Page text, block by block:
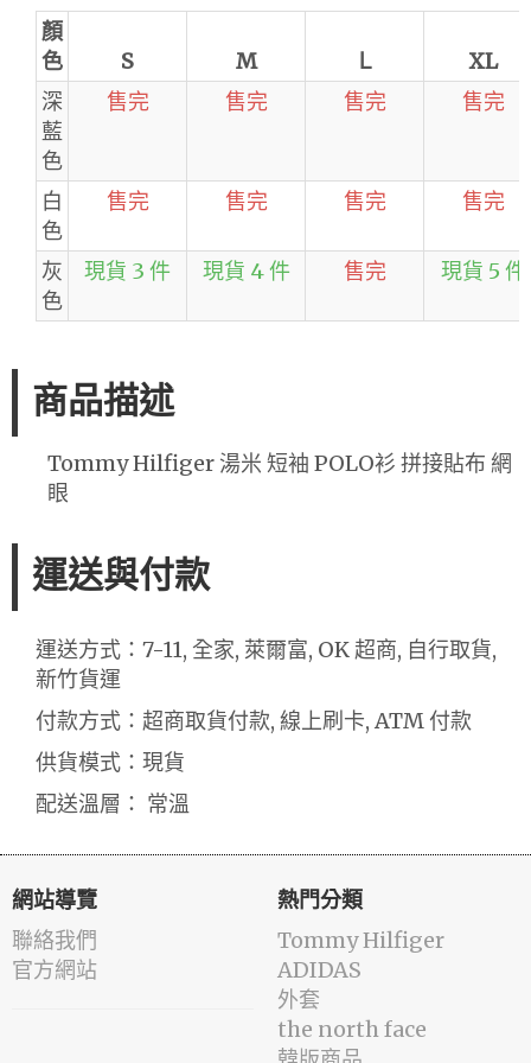
顏
色
S M Ｌ
XL
深
藍
色
售完 售完 售完 售完
白
色
售完 售完 售完 售完
灰
色
現貨 3 件 現貨 4 件 售完 現貨 5 件
商品描述
Tommy Hilfiger 湯米 短袖 POLO衫 拼接貼布 網
眼
運送與付款
運送方式：7-11, 全家, 萊爾富, OK 超商, 自行取貨,
新竹貨運
付款方式：超商取貨付款, 線上刷卡, ATM 付款
供貨模式：現貨
配送溫層： 常溫
網站導覽
聯絡我們
官方網站
熱門分類
Tommy Hilfiger
ADIDAS
外套
the north face